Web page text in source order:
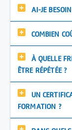
AI-JE
COMBIEN
À QUELLE
ÊTRE RÉPÉTÉE ?
UN
FORMATION ?